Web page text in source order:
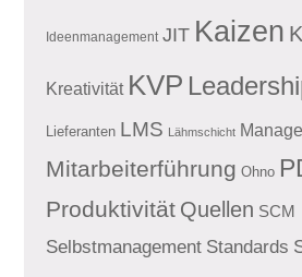
Ideenmanagement JIT Kaizen
Kreativität KVP
Lieferanten LMS Lähmschicht
Mitarbeiterführung Ohno
Produktivität Quellen SCM
Selbstmanagement Standards